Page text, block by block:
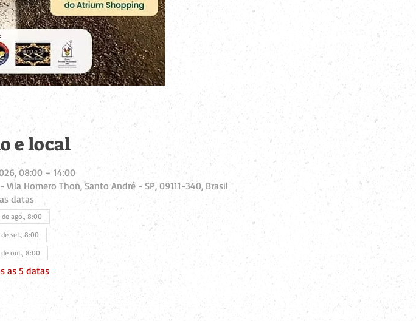
e local
08:00 – 14:00
Homero Thon, Santo André - SP, 09111-340, Brasil
datas
ago., 8:00
set., 8:00
out., 8:00
as 5 datas